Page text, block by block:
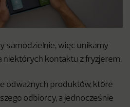
samodzielnie, więc unikamy
niektórych kontaktu z fryzjerem.
odważnych produktów, które
odbiorcy, a jednocześnie